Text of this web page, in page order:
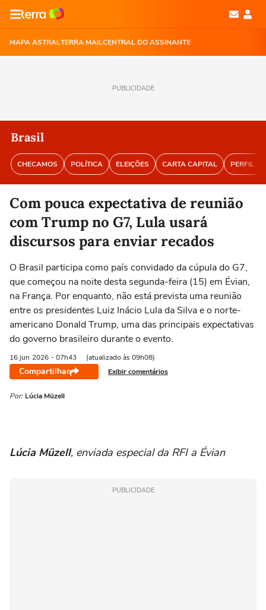
MAPA ASTRALTERRA MAILCENTRAL DO ASSINANTE
PUBLICIDADE
Brasil
CHECAMOS POLÍTICA ELEIÇÕES CARTA CAPITAL PERFIL
Com pouca expectativa de reunião
com Trump no G7, Lula usará
discursos para enviar recados
O Brasil participa como país convidado da cúpula do G7,
que começou na noite desta segunda-feira (15) em Évian,
na França. Por enquanto, não está prevista uma reunião
entre os presidentes Luiz Inácio Lula da Silva e o norte-
americano Donald Trump, uma das principais expectativas
do governo brasileiro durante o evento.
16 jun 2026 - 07h43 (atualizado às 09h08)
Compartilhar Exibir comentários
Por: Lúcia Müzell
Lúcia Müzell, enviada especial da RFI a Évian
PUBLICIDADE